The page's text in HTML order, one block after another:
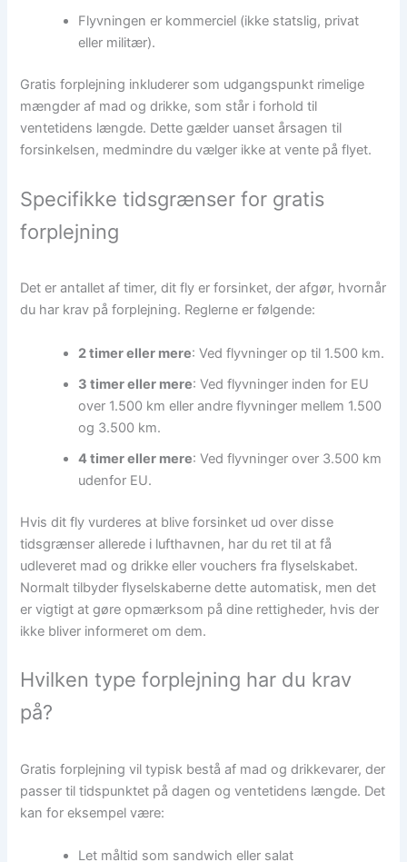
Flyvningen er kommerciel (ikke statslig, privat
eller militær).
Gratis forplejning inkluderer som udgangspunkt rimelige
mængder af mad og drikke, som står i forhold til
ventetidens længde. Dette gælder uanset årsagen til
forsinkelsen, medmindre du vælger ikke at vente på flyet.
Specifikke tidsgrænser for gratis
forplejning
Det er antallet af timer, dit fly er forsinket, der afgør, hvornår
du har krav på forplejning. Reglerne er følgende:
2 timer eller mere: Ved flyvninger op til 1.500 km.
3 timer eller mere: Ved flyvninger inden for EU
over 1.500 km eller andre flyvninger mellem 1.500
og 3.500 km.
4 timer eller mere: Ved flyvninger over 3.500 km
udenfor EU.
Hvis dit fly vurderes at blive forsinket ud over disse
tidsgrænser allerede i lufthavnen, har du ret til at få
udleveret mad og drikke eller vouchers fra flyselskabet.
Normalt tilbyder flyselskaberne dette automatisk, men det
er vigtigt at gøre opmærksom på dine rettigheder, hvis der
ikke bliver informeret om dem.
Hvilken type forplejning har du krav
på?
Gratis forplejning vil typisk bestå af mad og drikkevarer, der
passer til tidspunktet på dagen og ventetidens længde. Det
kan for eksempel være:
Let måltid som sandwich eller salat